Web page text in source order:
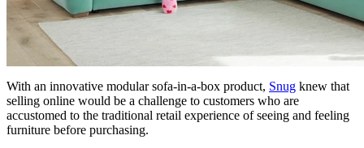
With an innovative modular sofa-in-a-box product, Snug knew that
selling online would be a challenge to customers who are
accustomed to the traditional retail experience of seeing and feeling
furniture before purchasing.